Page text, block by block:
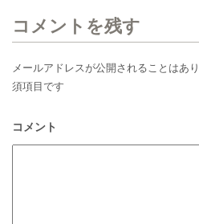
コメントを残す
メールアドレスが公開されることはあり
須項目です
コメント